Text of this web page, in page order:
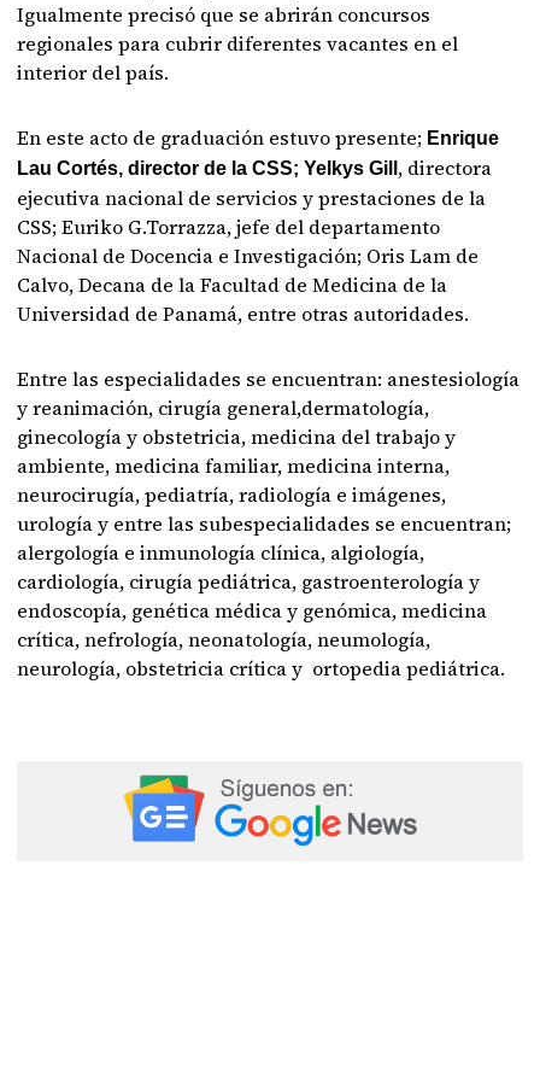
Igualmente precisó que se abrirán concursos
regionales para cubrir diferentes vacantes en el
interior del país.
En este acto de graduación estuvo presente; Enrique
Lau Cortés, director de la CSS; Yelkys Gill , directora
ejecutiva nacional de servicios y prestaciones de la
CSS; Euriko G.Torrazza, jefe del departamento
Nacional de Docencia e Investigación; Oris Lam de
Calvo, Decana de la Facultad de Medicina de la
Universidad de Panamá, entre otras autoridades.
Entre las especialidades se encuentran: anestesiología
y reanimación, cirugía general,dermatología,
ginecología y obstetricia, medicina del trabajo y
ambiente, medicina familiar, medicina interna,
neurocirugía, pediatría, radiología e imágenes,
urología y entre las subespecialidades se encuentran;
alergología e inmunología clínica, algiología,
cardiología, cirugía pediátrica, gastroenterología y
endoscopía, genética médica y genómica, medicina
crítica, nefrología, neonatología, neumología,
neurología, obstetricia crítica y ortopedia pediátrica.